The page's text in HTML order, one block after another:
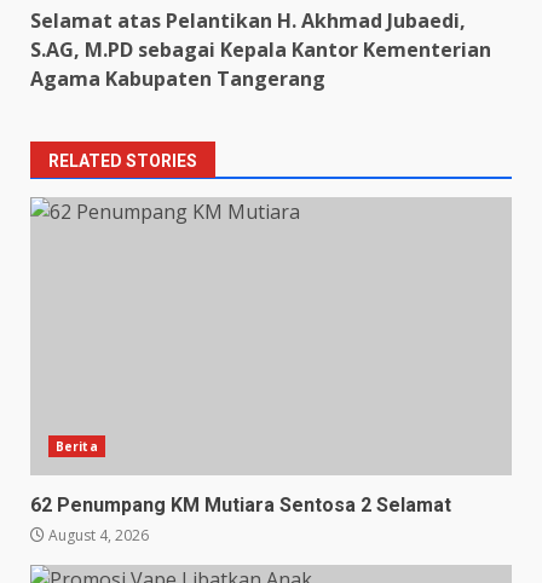
Selamat atas Pelantikan H. Akhmad Jubaedi,
S.AG, M.PD sebagai Kepala Kantor Kementerian
Agama Kabupaten Tangerang
RELATED STORIES
Berita
62 Penumpang KM Mutiara Sentosa 2 Selamat
August 4, 2026